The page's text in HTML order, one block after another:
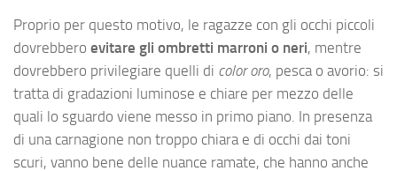
Proprio per questo motivo, le ragazze con gli occhi piccoli
dovrebbero evitare gli ombretti marroni o neri, mentre
dovrebbero privilegiare quelli di color oro, pesca o avorio: si
tratta di gradazioni luminose e chiare per mezzo delle
quali lo sguardo viene messo in primo piano. In presenza
di una carnagione non troppo chiara e di occhi dai toni
scuri, vanno bene delle nuance ramate, che hanno anche